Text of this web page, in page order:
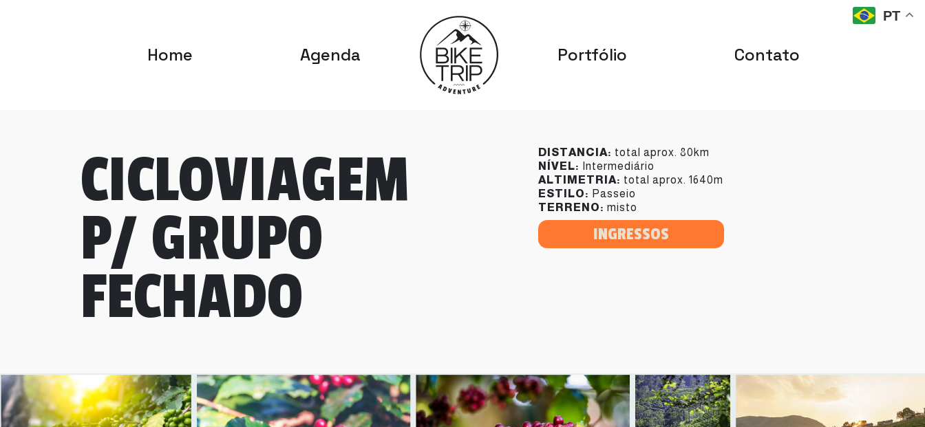
PT
Home Agenda Portfólio Contato
CICLOVIAGEM
P/ GRUPO
FECHADO
DISTANCIA: total aprox. 80km
NÍVEL:
Intermediário
ALTIMETRIA: total aprox. 1640m
ESTILO: Passeio
TERRENO: misto
INGRESSOS